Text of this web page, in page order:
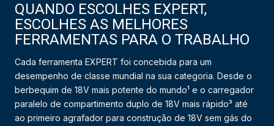
QUANDO ESCOLHES EXPERT,
ESCOLHES AS MELHORES
FERRAMENTAS PARA O TRABALHO
Cada ferramenta EXPERT foi concebida para um
desempenho de classe mundial na sua categoria. Desde o
berbequim de 18V mais potente do mundo¹ e o carregador
paralelo de compartimento duplo de 18V mais rápido³ até
ao primeiro agrafador para construção de 18V sem gás do